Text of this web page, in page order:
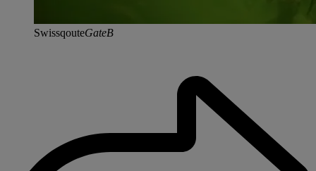
SwissqouteGateB